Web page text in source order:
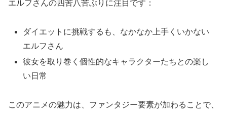
エルフさんの四苦八苦ぶりに注目です：
ダイエットに挑戦するも、なかなか上手くいかない
エルフさん
彼女を取り巻く個性的なキャラクターたちとの楽し
い日常
このアニメの魅力は、ファンタジー要素が加わることで、